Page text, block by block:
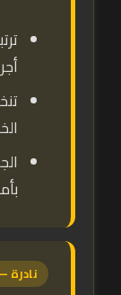
نادرة